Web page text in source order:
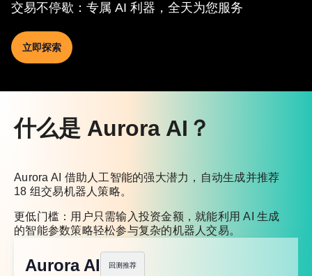
交易不停歇：专属 AI 利器，全天为您服务
立即探索
什么是 Aurora AI？
Aurora AI 借助人工智能的强大潜力，自动生成并推荐
18 组交易机器人策略。
更低门槛：用户只需输入投资金额，就能利用 AI 生成
的智能参数策略轻松参与复杂的机器人交易。
Aurora AI 回测推荐